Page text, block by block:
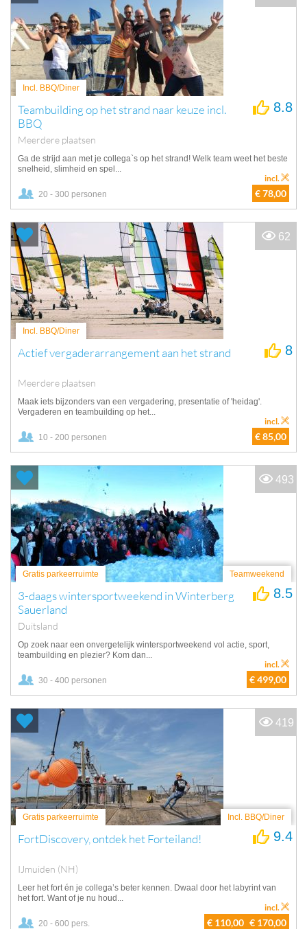
Incl. BBQ/Diner
Teambuilding op het strand naar keuze incl.
BBQ
Meerdere plaatsen
8.8
Ga de strijd aan met je collega`s op het strand! Welk team weet het beste
snelheid, slimheid en spel...
20 - 300 personen € 78,00
incl.
Incl. BBQ/Diner
Actief vergaderarrangement aan het strand
Meerdere plaatsen
8
Maak iets bijzonders van een vergadering, presentatie of 'heidag'.
Vergaderen en teambuilding op het...
10 - 200 personen € 85,00
incl.
62
Gratis parkeerruimte Teamweekend
3-daags wintersportweekend in Winterberg
Sauerland
Duitsland
8.5
Op zoek naar een onvergetelijk wintersportweekend vol actie, sport,
teambuilding en plezier? Kom dan...
30 - 400 personen € 499,00
incl.
493
Gratis parkeerruimte Incl. BBQ/Diner
FortDiscovery, ontdek het Forteiland!
IJmuiden (NH)
9.4
Leer het fort én je collega’s beter kennen. Dwaal door het labyrint van
het fort. Want of je nu houd...
20 - 600 pers. € 110,00 € 170,00
incl.
419